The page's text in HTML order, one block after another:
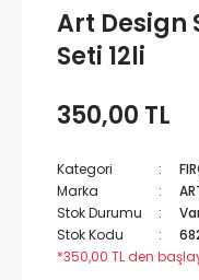
Art Design
Seti 12li
350,00 TL
Kategori
Marka
Stok Durumu
Stok Kodu
*350,00 TL den